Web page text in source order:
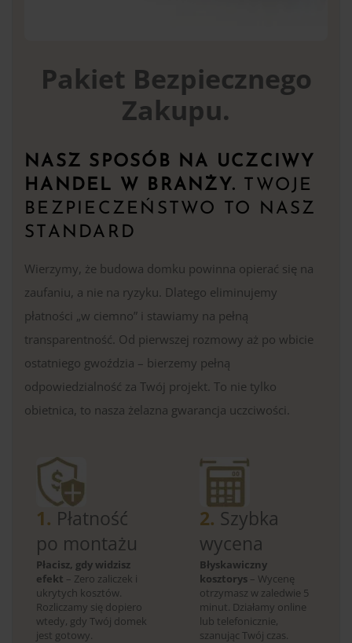
Pakiet Bezpiecznego
Zakupu.
NASZ SPOSÓB NA UCZCIWY
HANDEL W BRANŻY.
TWOJE
BEZPIECZEŃSTWO TO NASZ
STANDARD
Wierzymy, że budowa domku powinna opierać się na
zaufaniu, a nie na ryzyku. Dlatego eliminujemy
płatności „w ciemno” i stawiamy na pełną
transparentność. Od pierwszej rozmowy aż po wbicie
ostatniego gwoździa – bierzemy pełną
odpowiedzialność za Twój projekt. To nie tylko
obietnica, to nasza żelazna gwarancja uczciwości.
1. Płatność
po montażu
Płacisz, gdy widzisz
efekt – Zero zaliczek i
ukrytych kosztów.
Rozliczamy się dopiero
wtedy, gdy Twój domek
jest gotowy.
2. Szybka
wycena
Błyskawiczny
kosztorys – Wycenę
otrzymasz w zaledwie 5
minut. Działamy online
lub telefonicznie,
szanując Twój czas.